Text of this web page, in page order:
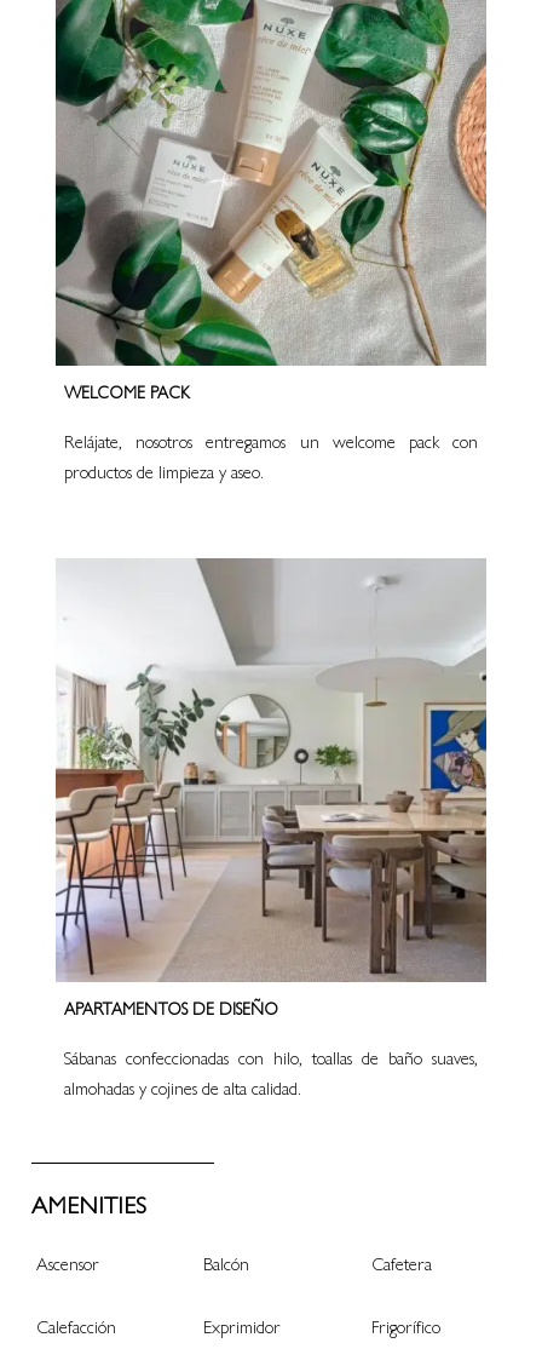
WELCOME PACK
Relájate, nosotros entregamos un welcome pack con
productos de limpieza y aseo.
APARTAMENTOS DE DISEÑO
Sábanas confeccionadas con hilo, toallas de baño suaves,
almohadas y cojines de alta calidad.
AMENITIES
Ascensor Balcón Cafetera
Calefacción Exprimidor Frigorífico